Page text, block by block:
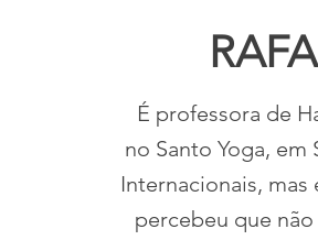
É professora de
no Santo Yoga, em
Internacionais,
percebeu que